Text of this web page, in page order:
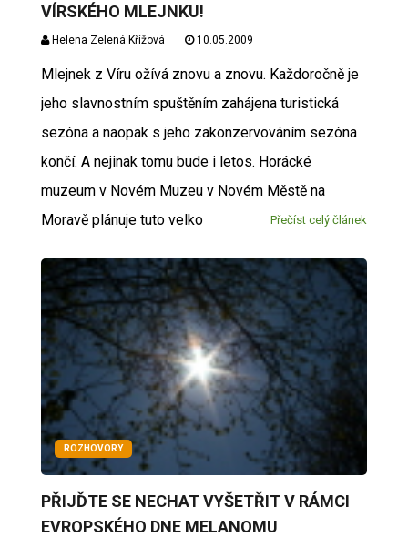
VÍRSKÉHO MLEJNKU!
Helena Zelená Křížová 10.05.2009
Mlejnek z Víru ožívá znovu a znovu. Každoročně je
jeho slavnostním spuštěním zahájena turistická
sezóna a naopak s jeho zakonzervováním sezóna
končí. A nejinak tomu bude i letos. Horácké
muzeum v Novém Muzeu v Novém Městě na
Moravě plánuje tuto velko
Přečíst celý článek
ROZHOVORY
PŘIJĎTE SE NECHAT VYŠETŘIT V RÁMCI
EVROPSKÉHO DNE MELANOMU